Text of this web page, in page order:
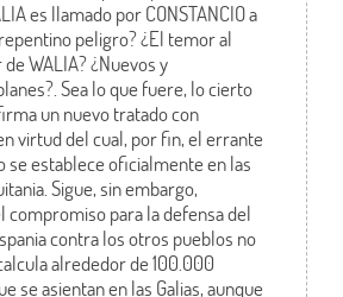
es llamado por CONSTANCIO a
peligro? ¿El temor al
WALIA? ¿Nuevos y
Sea lo que fuere, lo cierto
un nuevo tratado con
virtud del cual, por fin, el errante
se establece oficialmente en las
Sigue, sin embargo,
compromiso para la defensa del
contra los otros pueblos no
alrededor de 100.000
se asientan en las Galias, aunque